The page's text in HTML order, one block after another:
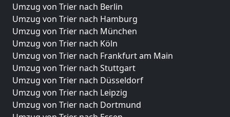
Umzug von Trier nach Berlin
Umzug von Trier nach Hamburg
Umzug von Trier nach München
Umzug von Trier nach Köln
Umzug von Trier nach Frankfurt am Main
Umzug von Trier nach Stuttgart
Umzug von Trier nach Düsseldorf
Umzug von Trier nach Leipzig
Umzug von Trier nach Dortmund